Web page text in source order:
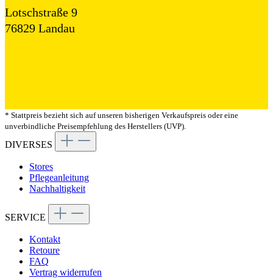
Lotschstraße 9
76829 Landau
* Stattpreis bezieht sich auf unseren bisherigen Verkaufspreis oder eine
unverbindliche Preisempfehlung des Herstellers (UVP).
DIVERSES
Stores
Pflegeanleitung
Nachhaltigkeit
SERVICE
Kontakt
Retoure
FAQ
Vertrag widerrufen